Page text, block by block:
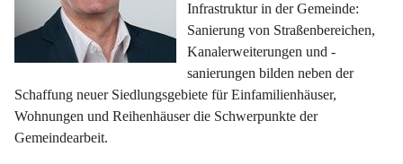
Infrastruktur in der Gemeinde:
Sanierung von Straßenbereichen,
Kanalerweiterungen und -
sanierungen bilden neben der
Schaffung neuer Siedlungsgebiete für Einfamilienhäuser,
Wohnungen und Reihenhäuser die Schwerpunkte der
Gemeindearbeit.